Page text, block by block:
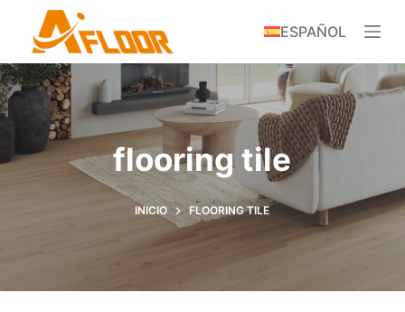
i
p
c
ESPAÑOL
flooring tile
INICIO FLOORING TILE